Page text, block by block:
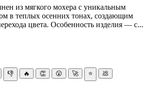
из мягкого мохера с уникальным
в теплых осенних тонах, создающим
цвета. Особенность изделия — с...
👎 🔥 👏 😮 🚀 ⭐ 💩